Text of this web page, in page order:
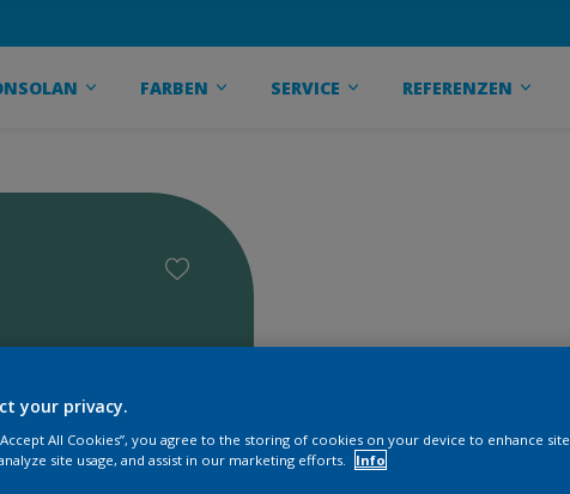
FARBEN SERVICE REFERENZEN
your privacy.
All Cookies”, you agree to the storing of cookies on your device to enhance site
site usage, and assist in our marketing efforts.
Info